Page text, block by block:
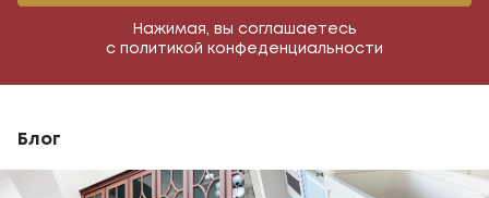
Нажимая, вы соглашаетесь
с политикой конфеденциальности
Блог